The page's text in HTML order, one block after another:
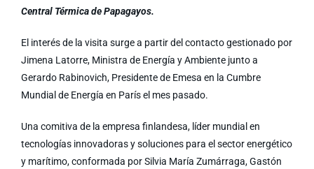
Central Térmica de Papagayos.
El interés de la visita surge a partir del contacto gestionado por
Jimena Latorre, Ministra de Energía y Ambiente junto a
Gerardo Rabinovich, Presidente de Emesa en la Cumbre
Mundial de Energía en París el mes pasado.
Una comitiva de la empresa finlandesa, líder mundial en
tecnologías innovadoras y soluciones para el sector energético
y marítimo, conformada por Silvia María Zumárraga, Gastón